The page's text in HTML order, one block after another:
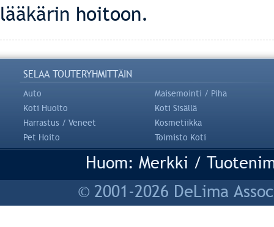
lääkärin hoitoon.
SELAA TOUTERYHMITTÄIN
Auto
Maisemointi / Piha
Koti Huolto
Koti Sisällä
Harrastus / Veneet
Kosmetiikka
Pet Hoito
Toimisto Koti
Huom: Merkki /
© 2001-2026 DeLima